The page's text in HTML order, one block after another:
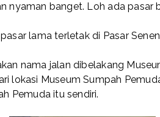
nyaman banget. Loh ada pasar
lama terletak di Pasar
nama jalan dibelakang
lokasi Museum Sumpah
Pemuda itu sendiri.